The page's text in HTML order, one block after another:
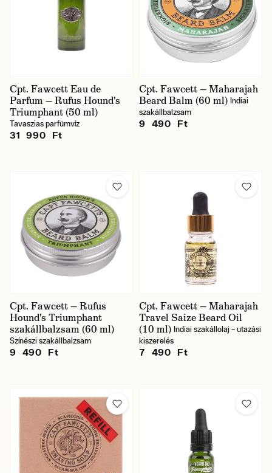
Cpt. Fawcett Eau de
Parfum — Rufus Hound's
Triumphant (50 ml)
Tavaszias parfümvíz
31 990 Ft
Cpt. Fawcett — Maharajah
Beard Balm (60 ml) Indiai
szakállbalzsam
9 490 Ft
Cpt. Fawcett — Rufus
Hound's Triumphant
szakállbalzsam (60 ml)
Színészi szakállbalzsam
9 490 Ft
Cpt. Fawcett — Maharajah
Travel Saize Beard Oil
(10 ml) Indiai szakállolaj – utazási
kiszerelés
7 490 Ft